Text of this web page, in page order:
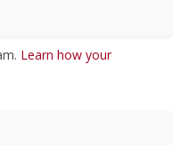
Learn how your